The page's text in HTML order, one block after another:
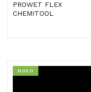
PROWET FLEX
CHEMITOOL
NOVO